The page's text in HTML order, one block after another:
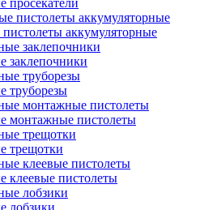
просекатели
пистолеты аккумуляторные
заклепочники
труборезы
монтажные пистолеты
трещотки
клеевые пистолеты
лобзики